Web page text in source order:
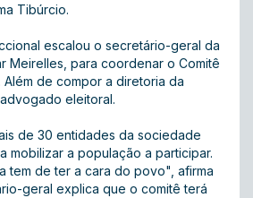
Tibúrcio.
escalou o secretário-geral da
Meirelles, para coordenar o Comitê
Além de compor a diretoria da
eleitoral.
de 30 entidades da sociedade
mobilizar a população a participar.
tem de ter a cara do povo", afirma
geral explica que o comitê terá